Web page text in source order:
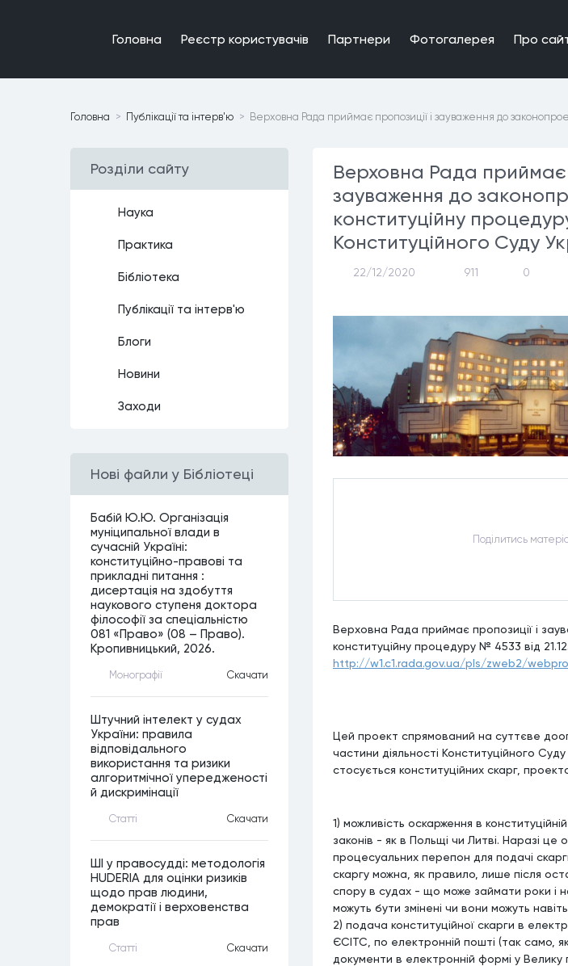
Головна Реєстр користувачiв Партнери Фотогалерея Про
Головна Публiкацiї та iнтерв'ю Верховна Рада приймає пропозиції і зауваження до
Роздiли сайту
Наука
Практика
Бiблiотека
Публiкацiї та iнтерв'ю
Блоги
Новини
Заходи
Нові файли у Бібліотеці
Бабій Ю.Ю. Організація
муніципальної влади в
сучасній Україні:
конституційно-правові та
прикладні питання :
дисертація на здобуття
наукового ступеня доктора
філософії за спеціальністю
081 «Право» (08 – Право).
Кропивницький, 2026.
Монографiї Скачати
Штучний інтелект у судах
України: правила
відповідального
використання та ризики
алгоритмічної упередженості
й дискримінації
Статтi Скачати
ШІ у правосудді: методологія
HUDERIA для оцінки ризиків
щодо прав людини,
демократії і верховенства
прав
Статтi Скачати
Верховна Рада приймає
зауваження до
конституційну
Конституційного Суду
22/12/2020 911 0
Подiлитись
Верховна Рада приймає пропозиції і
конституційну процедуру № 4533 від
http://w1.c1.rada.gov.ua/pls/zweb2/
Цей проект спрямований на суттєве
частини діяльності Конституційного
стосується конституційних скарг,
1) можливість оскарження в
законів - як в Польщі чи Литві. Наразі це
процесуальних перепон для подачі
скаргу можна, як правило, лише після
спору в судах - що може займати роки і
можуть бути змінені чи вони можуть
2) подача конституційної скарги в
ЄСІТС, по електронній пошті (так само,
документи в електронній формі у